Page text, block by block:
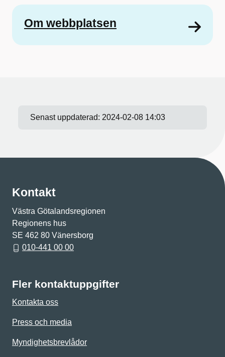
Om webbplatsen
Senast uppdaterad: 2024-02-08 14:03
Kontakt
Västra Götalandsregionen
Regionens hus
SE 462 80 Vänersborg
010-441 00 00
Fler kontaktuppgifter
Kontakta oss
Press och media
Myndighetsbrevlådor